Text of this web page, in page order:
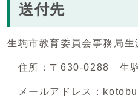
送付先
生駒市教育委員会事務局生
住所：〒630-0288 生
メールアドレス：